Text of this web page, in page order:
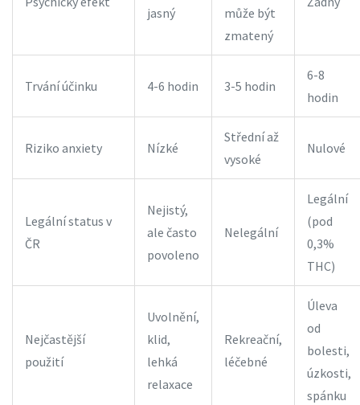
jasný
může být
zmatený
Trvání účinku 4-6 hodin 3-5 hodin
6-8
hodin
Riziko anxiety Nízké
Střední až
vysoké
Nulové
Legální status v
ČR
Nejistý,
ale často
povoleno
Nelegální
Legální
(pod
0,3%
THC)
Nejčastější
použití
Uvolnění,
klid,
lehká
relaxace
Rekreační,
léčebné
Úleva
od
bolesti,
úzkosti,
spánku